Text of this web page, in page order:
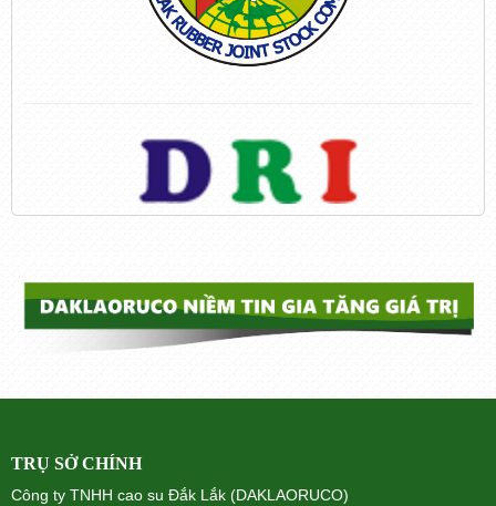
TRỤ SỞ CHÍNH
Công ty TNHH cao su Đắk Lắk (DAKLAORUCO)